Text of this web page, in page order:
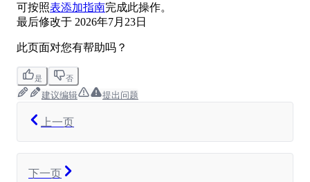
可按照表添加指南完成此操作。
最后修改于 2026年7月23日
此页面对您有帮助吗？
是 否
建议编辑 提出问题
上一页
下一页